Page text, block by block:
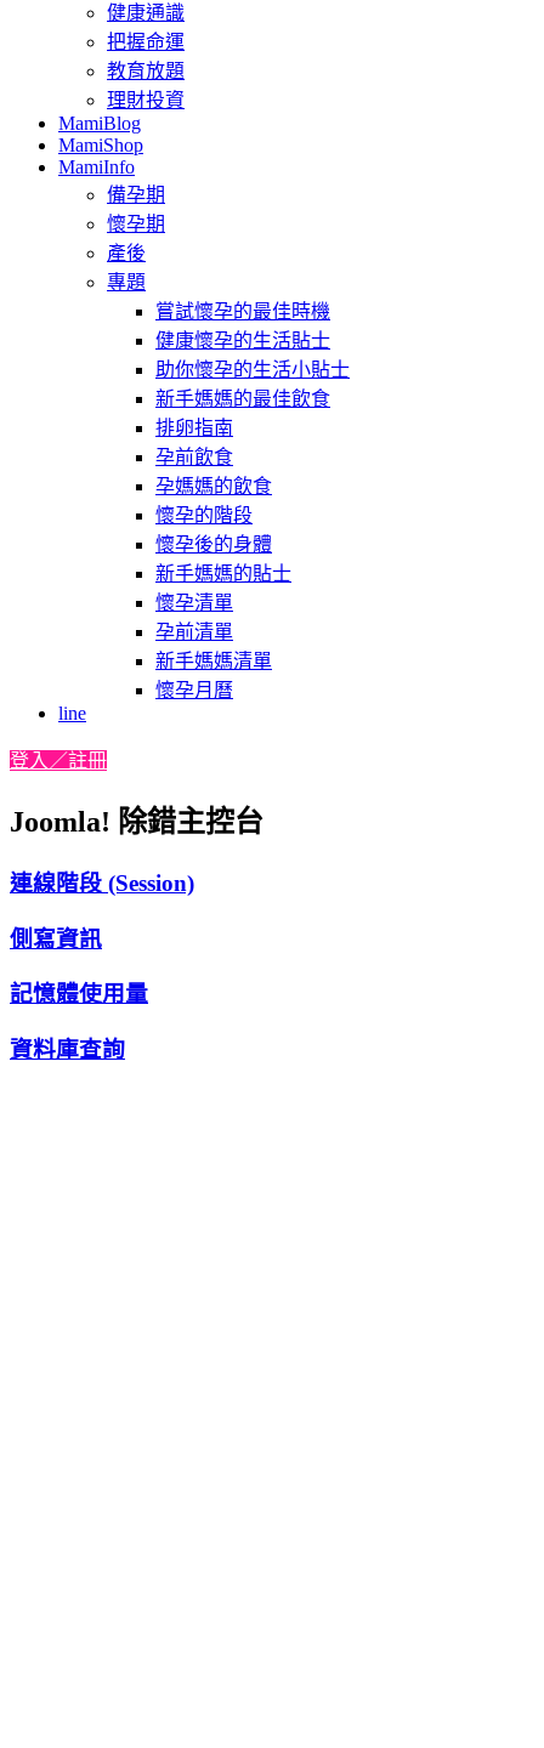
健康通識
把握命運
教育放題
理財投資
MamiBlog
MamiShop
MamiInfo
備孕期
懷孕期
產後
專題
嘗試懷孕的最佳時機
健康懷孕的生活貼士
助你懷孕的生活小貼士
新手媽媽的最佳飲食
排卵指南
孕前飲食
孕媽媽的飲食
懷孕的階段
懷孕後的身體
新手媽媽的貼士
懷孕清單
孕前清單
新手媽媽清單
懷孕月曆
line
登入／註冊
Joomla! 除錯主控台
連線階段 (Session)
側寫資訊
記憶體使用量
資料庫查詢